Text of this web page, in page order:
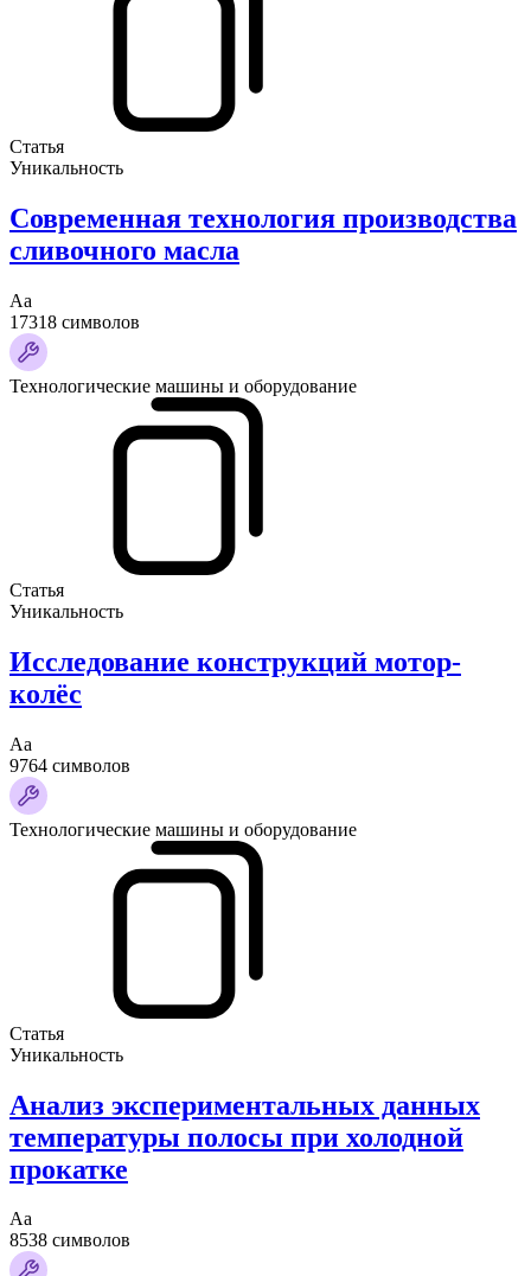
Статья
Уникальность
Современная технология производства
сливочного масла
Аа
17318 символов
Технологические машины и оборудование
Статья
Уникальность
Исследование конструкций мотор-
колёс
Аа
9764 символов
Технологические машины и оборудование
Статья
Уникальность
Анализ экспериментальных данных
температуры полосы при холодной
прокатке
Аа
8538 символов